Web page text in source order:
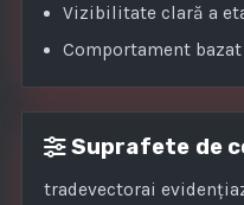
Vizibilitate clară a
Comportament
Suprafete de
tradevectorai